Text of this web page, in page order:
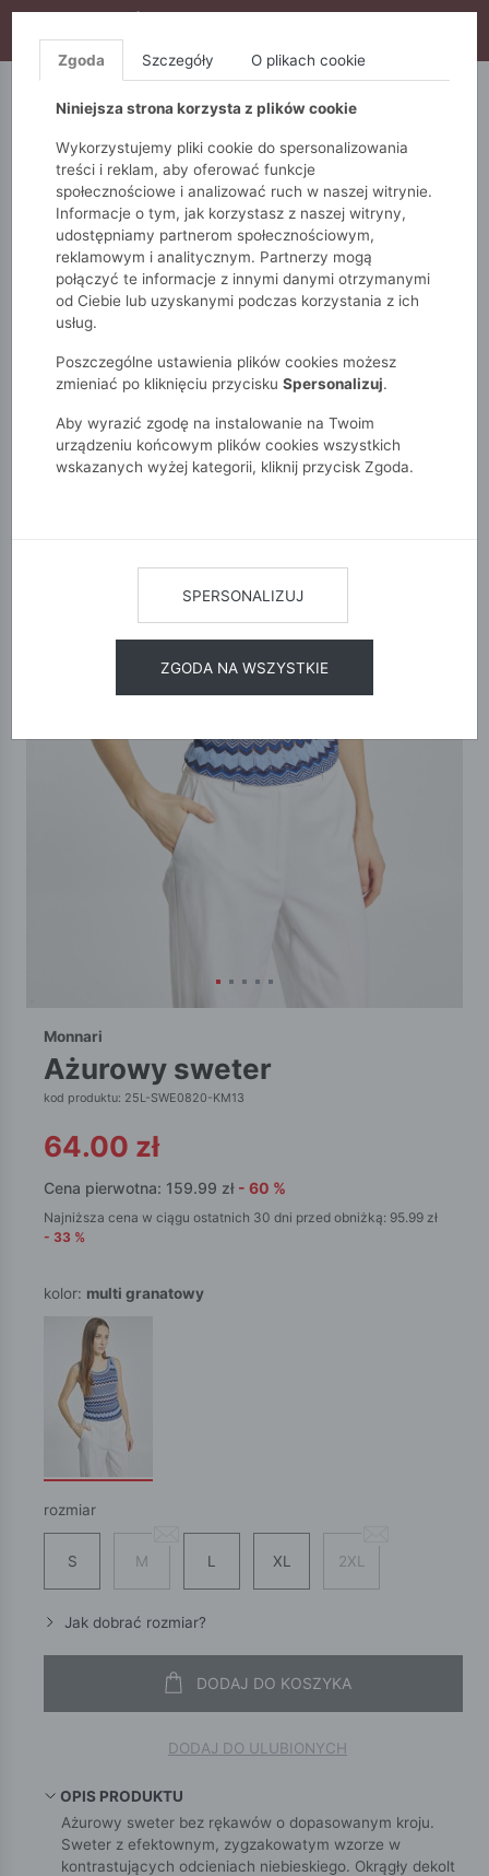
S10), DODATKOWE 15% ZA 3SZT (KOD: S15)
5.10.15. QUIOSQUE
Monnari Zobacz wszystko
Swetry
Z krótkim rękawem
Monnari
ażurowy sweter
kod produktu: 25L-SWE0820-KM13
64.00 zł
Cena pierwotna: 159.99 zł - 60 %
Najniższa cena w ciągu ostatnich 30 dni przed obniżką: 95.99 zł
- 33 %
kolor: multi granatowy
rozmiar
S M L XL 2XL
Jak dobrać rozmiar?
DODAJ DO KOSZYKA
DODAJ DO ULUBIONYCH
OPIS PRODUKTU
Ażurowy sweter bez rękawów o dopasowanym kroju.
Sweter z efektownym, zygzakowatym wzorze w
kontrastujących odcieniach niebieskiego. Okrągły dekolt
Zgoda Szczegóły O plikach cookie
Niniejsza strona korzysta z plików cookie
Wykorzystujemy pliki cookie do spersonalizowania
treści i reklam, aby oferować funkcje
społecznościowe i analizować ruch w naszej witrynie.
Informacje o tym, jak korzystasz z naszej witryny,
udostępniamy partnerom społecznościowym,
reklamowym i analitycznym. Partnerzy mogą
połączyć te informacje z innymi danymi otrzymanymi
od Ciebie lub uzyskanymi podczas korzystania z ich
usług.
Poszczególne ustawienia plików cookies możesz
zmieniać po kliknięciu przycisku Spersonalizuj.
Aby wyrazić zgodę na instalowanie na Twoim
urządzeniu końcowym plików cookies wszystkich
wskazanych wyżej kategorii, kliknij przycisk Zgoda.
SPERSONALIZUJ
ZGODA NA WSZYSTKIE